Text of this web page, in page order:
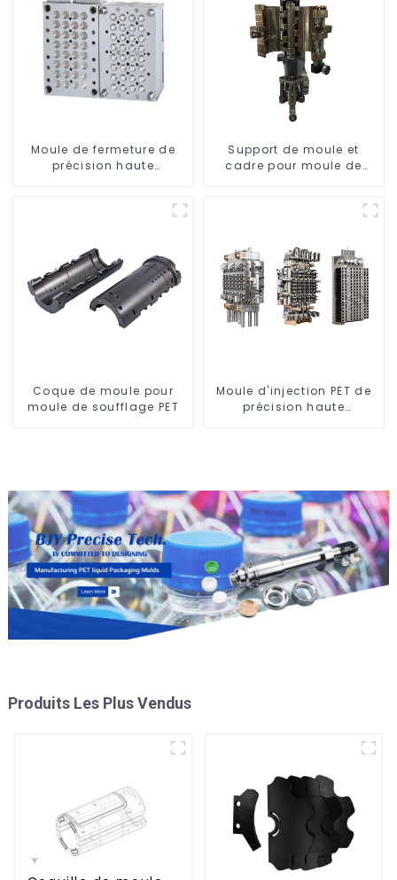
Moule de fermeture de
précision haute
Support de moule et
cadre pour moule de
Coque de moule pour
moule de soufflage PET
Moule d'injection PET de
précision haute
Produits Les Plus Vendus